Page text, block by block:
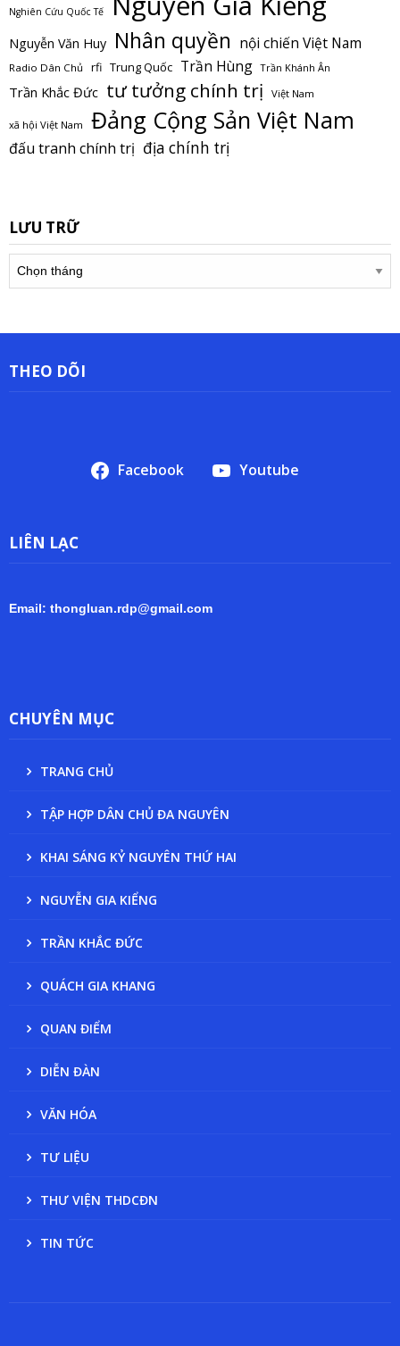
Nghiên Cứu Quốc Tế
Nguyễn Văn Huy Nhân quyền nội chiến Việt Nam
Radio Dân Chủ rfi Trung Quốc Trần Hùng Trần Khánh Ân
Trần Khắc Đức tư tưởng chính trị Việt Nam
xã hội Việt Nam Đảng Cộng Sản Việt Nam
đấu tranh chính trị địa chính trị
LƯU TRỮ
trữ
THEO DÕI
Facebook Youtube
LIÊN LẠC
Email: thongluan.rdp@gmail.com
CHUYÊN MỤC
TRANG CHỦ
TẬP HỢP DÂN CHỦ ĐA NGUYÊN
KHAI SÁNG KỶ NGUYÊN THỨ HAI
NGUYỄN GIA KIỂNG
TRẦN KHẮC ĐỨC
QUÁCH GIA KHANG
QUAN ĐIỂM
DIỄN ĐÀN
VĂN HÓA
TƯ LIỆU
THƯ VIỆN THDCĐN
TIN TỨC